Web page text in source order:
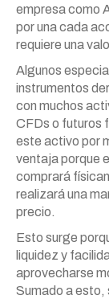
empresa como
por una cada
requiere una
Algunos
instrumentos
con muchos
CFDs o futuros
este activo por
ventaja porque
comprará
realizará una
precio.
Esto surge
liquidez y
aprovecharse
Sumado a esto,